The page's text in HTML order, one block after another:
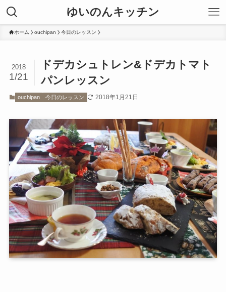
ゆいのんキッチン
ホーム ouchipan 今日のレッスン
ドデカシュトレン&ドデカトマト
パンレッスン
2018
1/21
ouchipan 今日のレッスン 2018年1月21日